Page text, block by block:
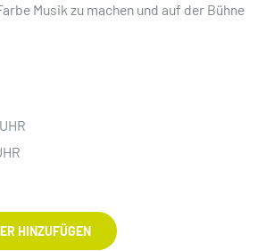
Musik zu machen und auf der Bühne
HINZUFÜGEN